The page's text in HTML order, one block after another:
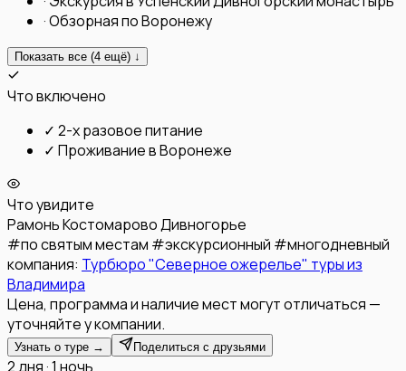
·Обзорная по Воронежу
Показать все (4 ещё) ↓
Что включено
✓ 2-х разовое питание
✓ Проживание в Воронеже
Что увидите
РамоньКостомаровоДивногорье
#по святым местам #экскурсионный #многодневный
компания: Турбюро "Северное ожерелье" туры из
Владимира
Цена, программа и наличие мест могут отличаться —
уточняйте у компании.
Узнать о туре → Поделиться с друзьями
2 дня · 1 ночь